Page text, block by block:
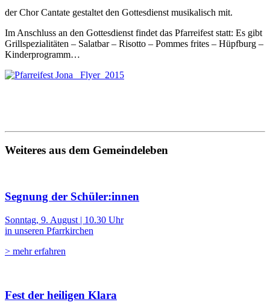
der Chor Cantate gestaltet den Gottesdienst musikalisch mit.
Im Anschluss an den Gottesdienst findet das Pfarreifest statt: Es gibt
Grillspezialitäten – Salatbar – Risotto – Pommes frites – Hüpfburg –
Kinderprogramm…
Weiteres aus dem Gemeindeleben
Segnung der Schüler:innen
Sonntag, 9. August | 10.30 Uhr
in unseren Pfarrkirchen
> mehr erfahren
Fest der heiligen Klara